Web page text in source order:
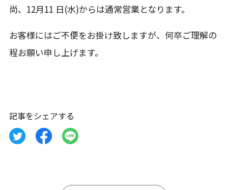
尚、12月11 日(水)からは通常営業となります。
お客様にはご不便をお掛け致しますが、何卒ご理解の
程お願い申し上げます。
記事をシェアする